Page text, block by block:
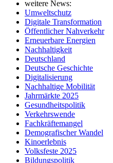
weitere News:
Umweltschutz
Digitale Transformation
Öffentlicher Nahverkehr
Erneuerbare Energien
Nachhaltigkeit
Deutschland
Deutsche Geschichte
Digitalisierung
Nachhaltige Mobilität
Jahrmärkte 2025
Gesundheitspolitik
Verkehrswende
Fachkräftemangel
Demografischer Wandel
Kinoerlebnis
Volksfeste 2025
Bildungspolitik